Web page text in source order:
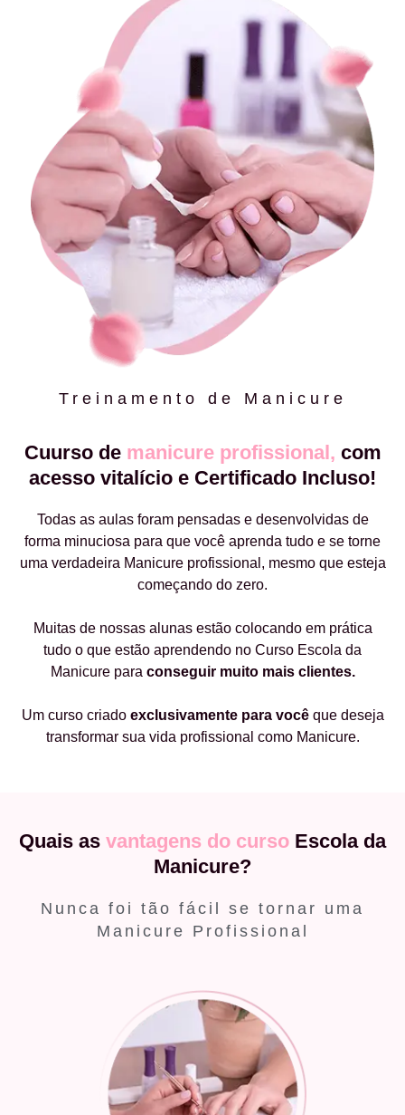
Treinamento de Manicure
Cuurso de manicure profissional, com
acesso vitalício e Certificado Incluso!
Todas as aulas foram pensadas e desenvolvidas de
forma minuciosa para que você aprenda tudo e se torne
uma verdadeira Manicure profissional, mesmo que esteja
começando do zero.
Muitas de nossas alunas estão colocando em prática
tudo o que estão aprendendo no Curso Escola da
Manicure para conseguir muito mais clientes.
Um curso criado exclusivamente para vocêque deseja
transformar sua vida profissional como Manicure.
Quais as vantagens do curso Escola da
Manicure?
Nunca foi tão fácil se tornar uma
Manicure Profissional